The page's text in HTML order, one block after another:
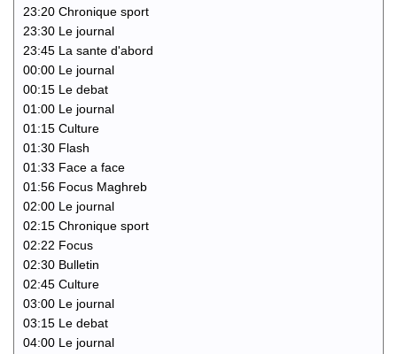
23:20 Chronique sport
23:30 Le journal
23:45 La sante d'abord
00:00 Le journal
00:15 Le debat
01:00 Le journal
01:15 Culture
01:30 Flash
01:33 Face a face
01:56 Focus Maghreb
02:00 Le journal
02:15 Chronique sport
02:22 Focus
02:30 Bulletin
02:45 Culture
03:00 Le journal
03:15 Le debat
04:00 Le journal